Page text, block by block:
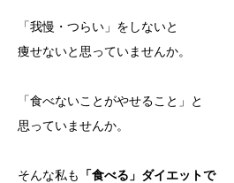
「我慢・つらい」をしないと
痩せないと思っていませんか。
「食べないことがやせること」と
思っていませんか。
そんな私も 「食べる」ダイエットで